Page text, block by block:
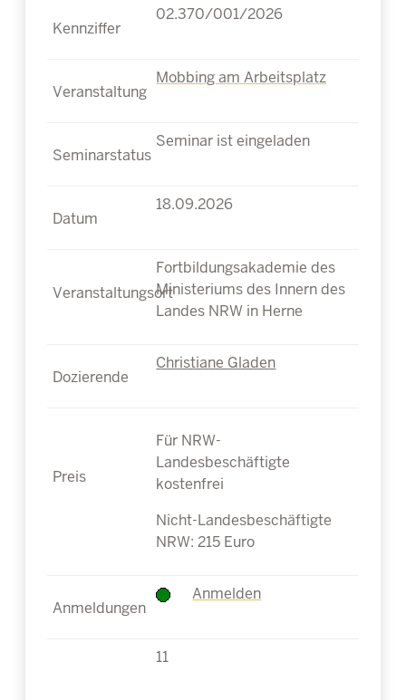
02.370/001/2026
Mobbing am Arbeitsplatz
Seminar ist eingeladen
18.09.2026
Fortbildungsakademie des
Ministeriums des Innern des
Landes NRW in Herne
Christiane Gladen
Für NRW-
Landesbeschäftigte
kostenfrei
Nicht-Landesbeschäftigte
NRW: 215 Euro
Anmelden
11